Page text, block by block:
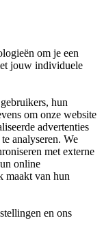
om je een
jouw individuele
hun
om onze website
advertenties
analyseren. We
met externe
online
maakt van hun
en ons